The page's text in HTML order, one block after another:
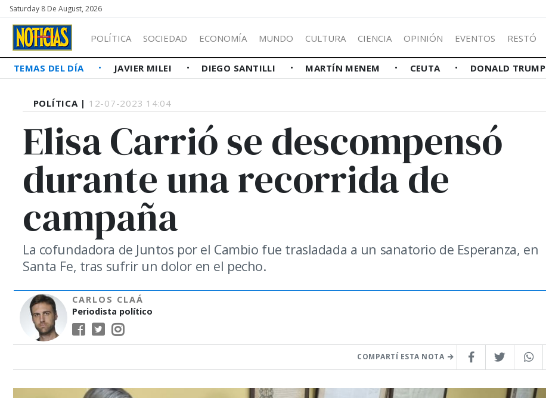
Saturday 8 De August, 2026
POLÍTICA SOCIEDAD ECONOMÍA MUNDO CULTURA CIENCIA OPINIÓN EVENTOS RESTÓ
TEMAS DEL DÍA JAVIER MILEI DIEGO SANTILLI MARTÍN MENEM CEUTA DONALD TRUMP
POLÍTICA | 12-07-2023 14:04
Elisa Carrió se descompensó
durante una recorrida de
campaña
La cofundadora de Juntos por el Cambio fue trasladada a un sanatorio de Esperanza, en
Santa Fe, tras sufrir un dolor en el pecho.
CARLOS CLAÁ
Periodista político
COMPARTÍ ESTA NOTA